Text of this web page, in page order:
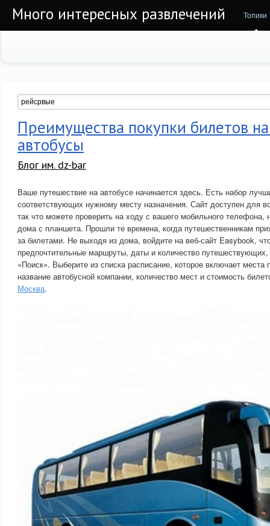
Много интересных развлечений Топики
Преимущества покупки билетов
автобусы
Блог им. dz-bar
Ваше путешествие на автобусе начинается здесь. Есть набор
соответствующих нужному месту назначения. Сайт доступен для
так что можете проверить на ходу с вашего мобильного телефона,
дома с планшета. Прошли те времена, когда путешественникам
за билетами. Не выходя из дома, войдите на веб-сайт Easybook,
предпочтительные маршруты, даты и количество
«Поиск». Выберите из списка расписание, которое включает места
название автобусной компании, количество мест и стоимость
Москва.